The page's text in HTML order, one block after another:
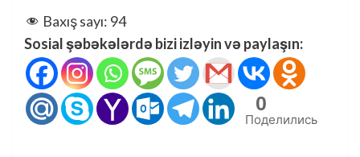
Baxış sayı: 94
Sosial şəbəkələrdə bizi izləyin və paylaşın:
0
Поделились